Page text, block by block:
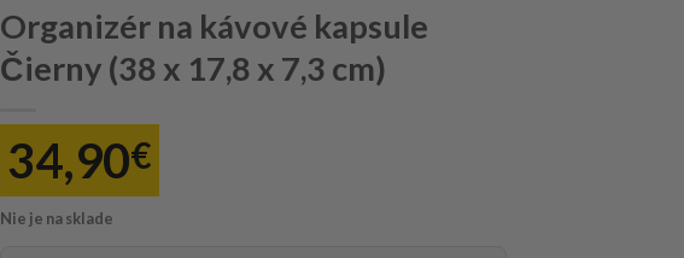
Organizér na kávové kapsule
Čierny (38 x 17,8 x 7,3 cm)
34,90€
Nie je na sklade